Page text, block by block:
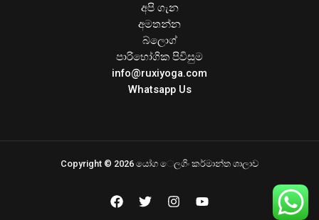
අපි ගැන
අමතන්න
බ්ලොග්
පාරිභෝගික පිවිසුම
info@ruxiyoga.com
Whatsapp Us
Copyright © 2026 යෝග ෙලගිං කර්මාන්ත ශාලාව